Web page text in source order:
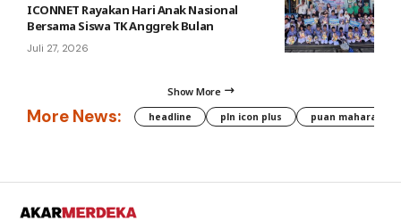
ICONNET Rayakan Hari Anak Nasional
Bersama Siswa TK Anggrek Bulan
Juli 27, 2026
Show More
More News: headline pln icon plus puan maharani